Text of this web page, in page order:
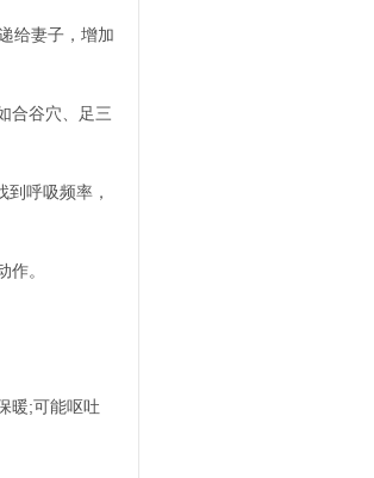
给妻子，增加
合谷穴、足三
呼吸频率，
。
暖;可能呕吐